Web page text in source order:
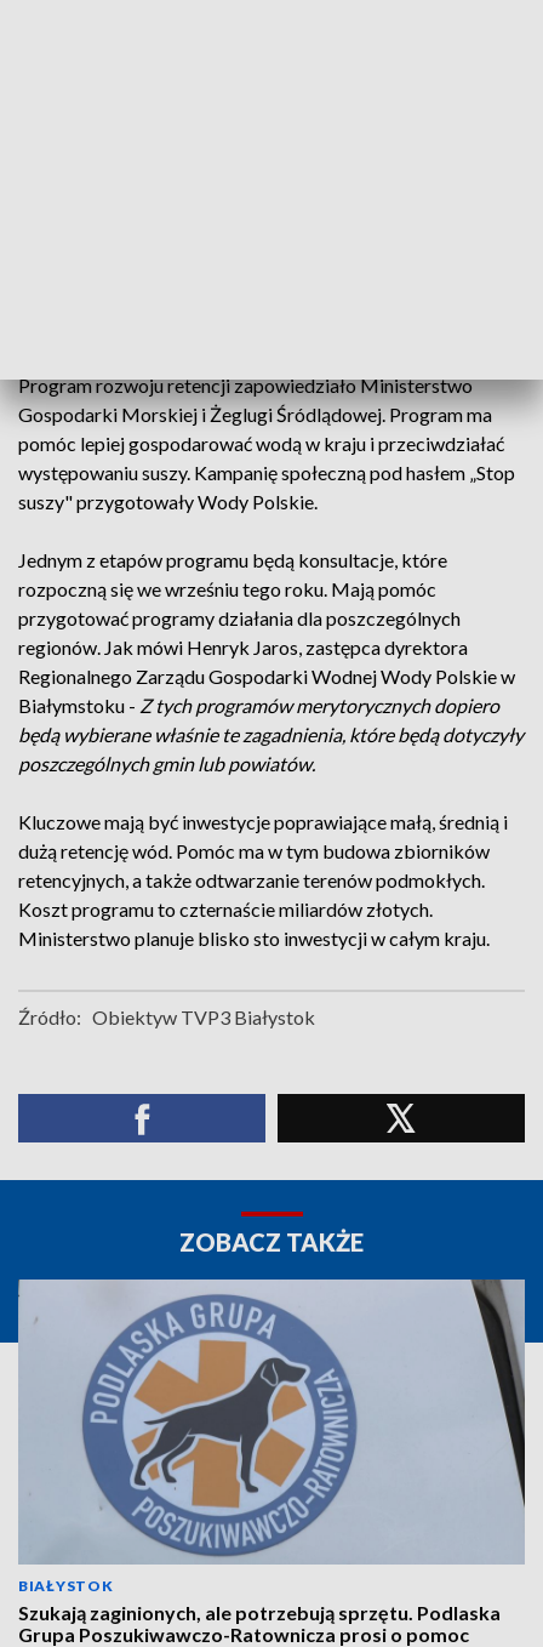
Program rozwoju retencji zapowiedziało Ministerstwo
Gospodarki Morskiej i Żeglugi Śródlądowej. Program ma
pomóc lepiej gospodarować wodą w kraju i przeciwdziałać
występowaniu suszy. Kampanię społeczną pod hasłem „Stop
suszy" przygotowały Wody Polskie.
Jednym z etapów programu będą konsultacje, które
rozpoczną się we wrześniu tego roku. Mają pomóc
przygotować programy działania dla poszczególnych
regionów. Jak mówi Henryk Jaros, zastępca dyrektora
Regionalnego Zarządu Gospodarki Wodnej Wody Polskie w
Białymstoku - Z tych programów merytorycznych dopiero
będą wybierane właśnie te zagadnienia, które będą dotyczyły
poszczególnych gmin lub powiatów.
Kluczowe mają być inwestycje poprawiające małą, średnią i
dużą retencję wód. Pomóc ma w tym budowa zbiorników
retencyjnych, a także odtwarzanie terenów podmokłych.
Koszt programu to czternaście miliardów złotych.
Ministerstwo planuje blisko sto inwestycji w całym kraju.
Źródło: Obiektyw TVP3 Białystok
ZOBACZ TAKŻE
BIAŁYSTOK
Szukają zaginionych, ale potrzebują sprzętu. Podlaska
Grupa Poszukiwawczo-Ratownicza prosi o pomoc